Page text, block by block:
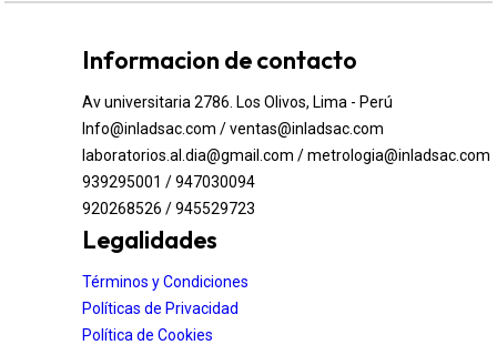
Informacion de contacto
Av universitaria 2786. Los Olivos, Lima - Perú
Info@inladsac.com / ventas@inladsac.com
laboratorios.al.dia@gmail.com / metrologia@inladsac.com
939295001 / 947030094
920268526 / 945529723
Legalidades
Términos y Condiciones
Políticas de Privacidad
Política de Cookies